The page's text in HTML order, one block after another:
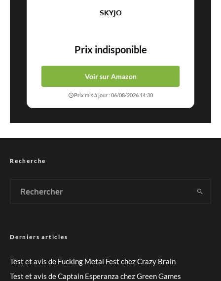
SKYJO
Prix indisponible
Voir sur Amazon
Prix mis à jour : 06/08/2026 14:30
Recherche
Derniers articles
Test et avis de Fucking Metal Fest chez Crazy Brain
Test et avis de Captain Esperanza chez Green Games